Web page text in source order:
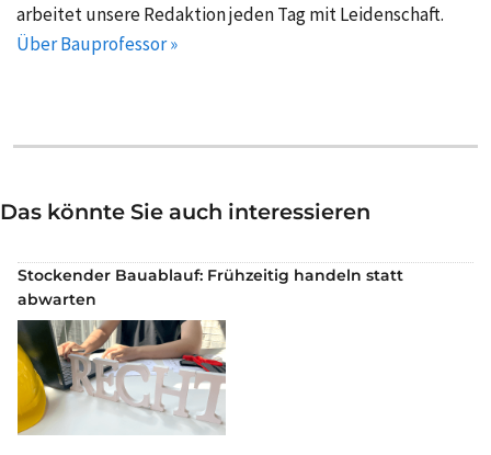
arbeitet unsere Redaktion jeden Tag mit Leidenschaft.
Über Bauprofessor »
Das könnte Sie auch interessieren
Stockender Bauablauf: Frühzeitig handeln statt
abwarten